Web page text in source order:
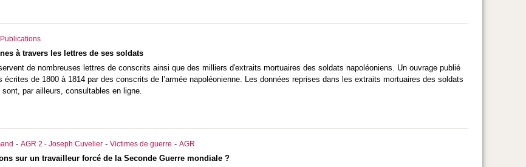
Publications
à travers les lettres de ses soldats
de nombreuses lettres de conscrits ainsi que des milliers d'extraits mortuaires des soldats napoléoniens. Un ouvrage publié
écrites de 1800 à 1814 par des conscrits de l’armée napoléonienne. Les données reprises dans les extraits mortuaires des soldats
par ailleurs, consultables en ligne.
- AGR 2 - Joseph Cuvelier - Victimes de guerre - AGR
sur un travailleur forcé de la Seconde Guerre mondiale ?